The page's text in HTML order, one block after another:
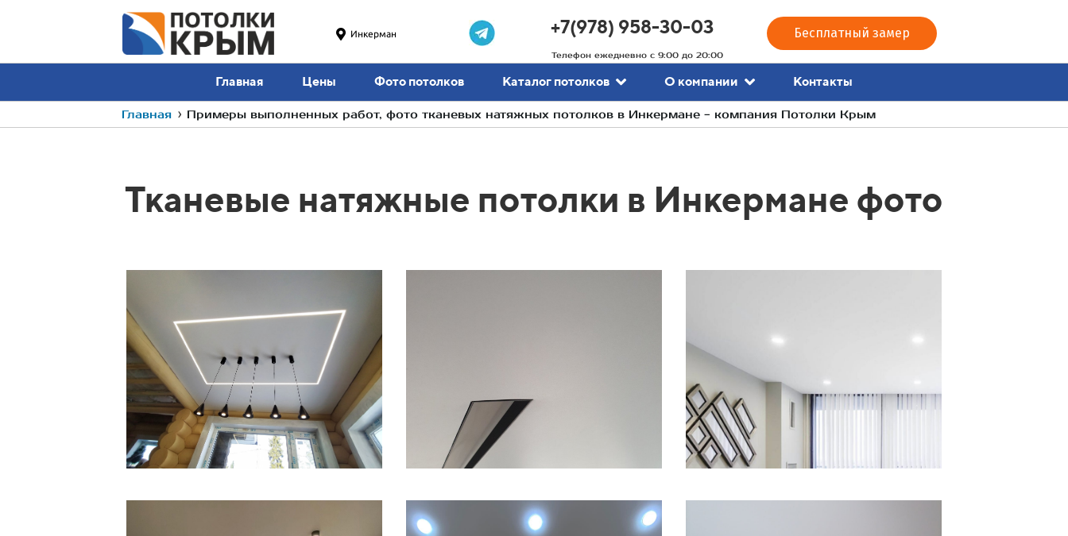
Инкерман +7(978) 958-30-03
Телефон ежедневно с 9:00 до 20:00
Бесплатный замер
Главная Цены Фото потолков Каталог потолков О компании Контакты
Главная › Примеры выполненных работ, фото тканевых натяжных потолков в Инкермане - компания Потолки Крым
Тканевые натяжные потолки в Инкермане фото